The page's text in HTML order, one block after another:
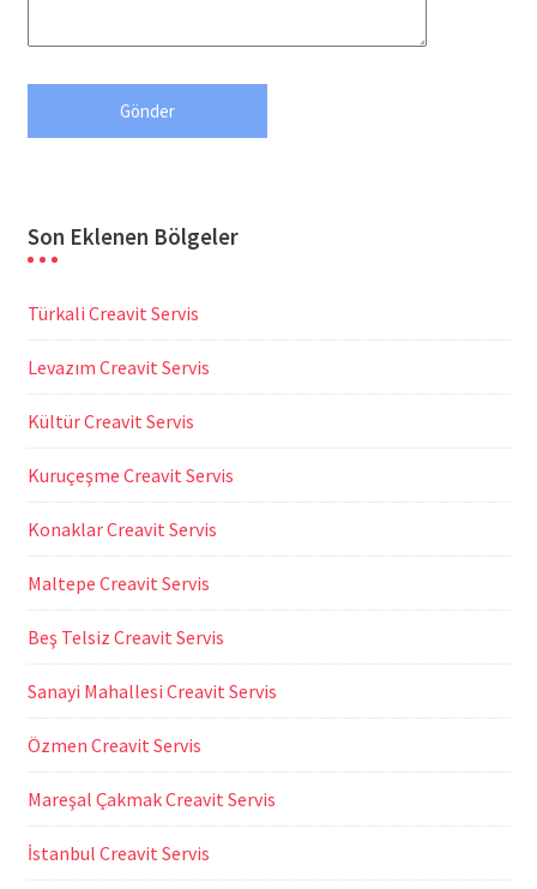
Son Eklenen Bölgeler
Türkali Creavit Servis
Levazım Creavit Servis
Kültür Creavit Servis
Kuruçeşme Creavit Servis
Konaklar Creavit Servis
Maltepe Creavit Servis
Beş Telsiz Creavit Servis
Sanayi Mahallesi Creavit Servis
Özmen Creavit Servis
Mareşal Çakmak Creavit Servis
İstanbul Creavit Servis